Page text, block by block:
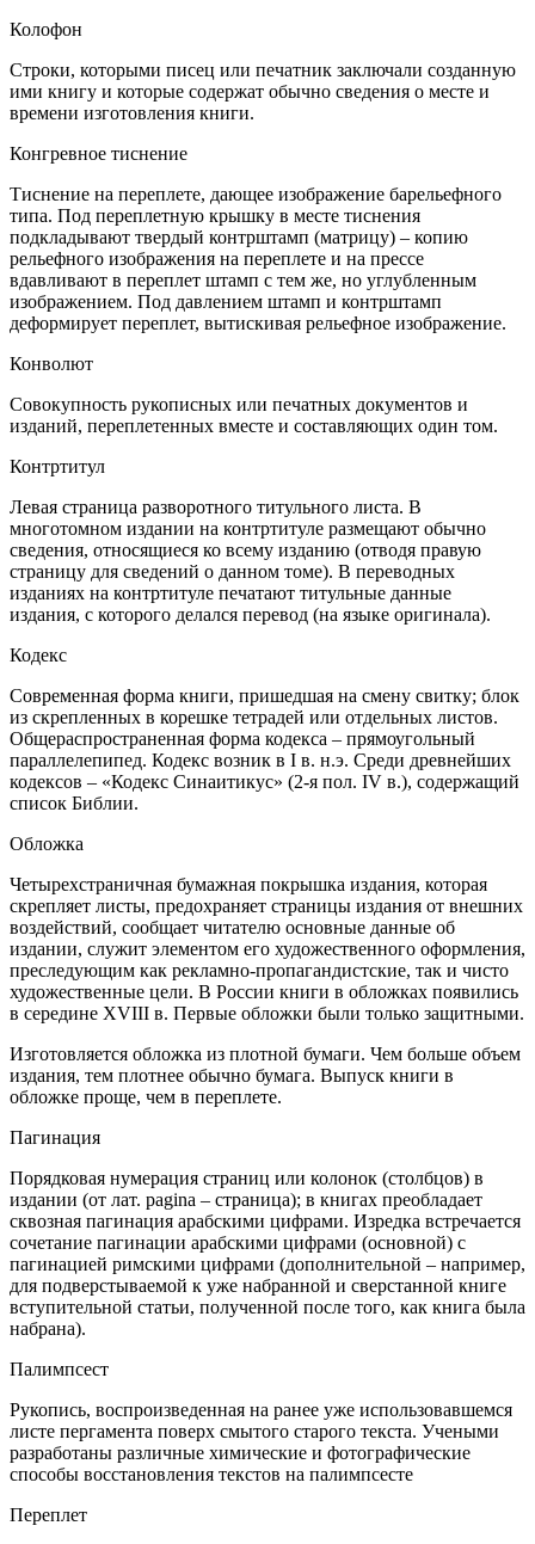
Колофон
Строки, которыми писец или печатник заключали созданную
ими книгу и которые содержат обычно сведения о месте и
времени изготовления книги.
Конгревное тиснение
Тиснение на переплете, дающее изображение барельефного
типа. Под переплетную крышку в месте тиснения
подкладывают твердый контрштамп (матрицу) – копию
рельефного изображения на переплете и на прессе
вдавливают в переплет штамп с тем же, но углубленным
изображением. Под давлением штамп и контрштамп
деформирует переплет, вытискивая рельефное изображение.
Конволют
Совокупность рукописных или печатных документов и
изданий, переплетенных вместе и составляющих один том.
Контртитул
Левая страница разворотного титульного листа. В
многотомном издании на контртитуле размещают обычно
сведения, относящиеся ко всему изданию (отводя правую
страницу для сведений о данном томе). В переводных
изданиях на контртитуле печатают титульные данные
издания, с которого делался перевод (на языке оригинала).
Кодекс
Современная форма книги, пришедшая на смену свитку; блок
из скрепленных в корешке тетрадей или отдельных листов.
Общераспространенная форма кодекса – прямоугольный
параллелепипед. Кодекс возник в I в. н.э. Среди древнейших
кодексов – «Кодекс Синаитикус» (2-я пол. IV в.), содержащий
список Библии.
Обложка
Четырехстраничная бумажная покрышка издания, которая
скрепляет листы, предохраняет страницы издания от внешних
воздействий, сообщает читателю основные данные об
издании, служит элементом его художественного оформления,
преследующим как рекламно-пропагандистские, так и чисто
художественные цели. В России книги в обложках появились
в середине XVIII в. Первые обложки были только защитными.
Изготовляется обложка из плотной бумаги. Чем больше объем
издания, тем плотнее обычно бумага. Выпуск книги в
обложке проще, чем в переплете.
Пагинация
Порядковая нумерация страниц или колонок (столбцов) в
издании (от лат. pagina – страница); в книгах преобладает
сквозная пагинация арабскими цифрами. Изредка встречается
сочетание пагинации арабскими цифрами (основной) с
пагинацией римскими цифрами (дополнительной – например,
для подверстываемой к уже набранной и сверстанной книге
вступительной статьи, полученной после того, как книга была
набрана).
Палимпсест
Рукопись, воспроизведенная на ранее уже использовавшемся
листе пергамента поверх смытого старого текста. Учеными
разработаны различные химические и фотографические
способы восстановления текстов на палимпсесте
Переплет